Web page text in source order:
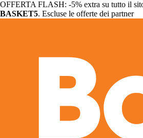
OFFERTA FLASH: -5% extra su tutto il
BASKET5. Escluse le offerte dei partner